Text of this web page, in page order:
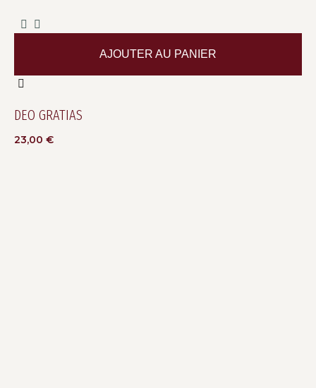
DEO GRATIAS
23,00 €
AJOUTER AU PANIER